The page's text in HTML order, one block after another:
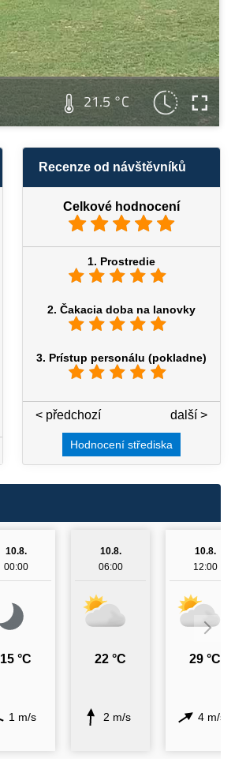
21.5 °C
Recenze od návštěvníků
Celkové hodnocení
1. Prostredie
2. Čakacia doba na lanovky
3. Prístup personálu (pokladne)
další >
< předchozí
Hodnocení střediska
10.8.
00:00
15 °C
1 m/s
10.8.
06:00
22 °C
2 m/s
10.8.
12:00
29 °C
4 m/s